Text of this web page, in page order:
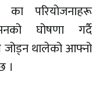
का परियोजनाहरू
घोषणा गर्दै
जोड्न थालेको आफ्नो
।